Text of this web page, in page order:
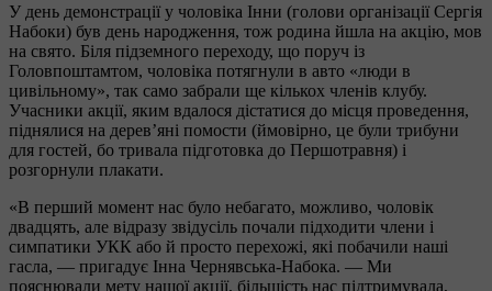
У день демонстрації у чоловіка Інни (голови організації Сергія
Набоки) був день народження, тож родина йшла на акцію, мов
на свято. Біля підземного переходу, що поруч із
Головпоштамтом, чоловіка потягнули в авто «люди в
цивільному», так само забрали ще кількох членів клубу.
Учасники акції, яким вдалося дістатися до місця проведення,
піднялися на дерев’яні помости (ймовірно, це були трибуни
для гостей, бо тривала підготовка до Першотравня) і
розгорнули плакати.
«В перший момент нас було небагато, можливо, чоловік
двадцять, але відразу звідусіль почали підходити члени і
симпатики УКК або й просто перехожі, які побачили наші
гасла, — пригадує Інна Чернявська-Набока. — Ми
пояснювали мету нашої акції, більшість нас підтримувала,